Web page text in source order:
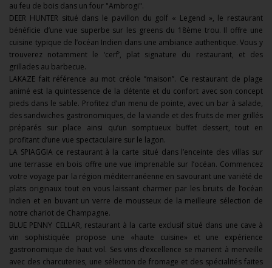
au feu de bois dans un four "Ambrogi".
DEER HUNTER situé dans le pavillon du golf « Legend », le restaurant
bénéficie d’une vue superbe sur les greens du 18ème trou. Il offre une
cuisine typique de l’océan Indien dans une ambiance authentique. Vous y
trouverez notamment le ‘cerf’, plat signature du restaurant, et des
grillades au barbecue.
LAKAZE fait référence au mot créole ‘’maison’’. Ce restaurant de plage
animé est la quintessence de la détente et du confort avec son concept
pieds dans le sable. Profitez d’un menu de pointe, avec un bar à salade,
des sandwiches gastronomiques, de la viande et des fruits de mer grillés
préparés sur place ainsi qu’un somptueux buffet dessert, tout en
profitant d’une vue spectaculaire sur le lagon.
LA SPIAGGIA ce restaurant à la carte situé dans l’enceinte des villas sur
une terrasse en bois offre une vue imprenable sur l’océan. Commencez
votre voyage par la région méditerranéenne en savourant une variété de
plats originaux tout en vous laissant charmer par les bruits de l’océan
Indien et en buvant un verre de mousseux de la meilleure sélection de
notre chariot de Champagne.
BLUE PENNY CELLAR, restaurant à la carte exclusif situé dans une cave à
vin sophistiquée propose une «haute cuisine» et une expérience
gastronomique de haut vol. Ses vins d’excellence se marient à merveille
avec des charcuteries, une sélection de fromage et des spécialités faites